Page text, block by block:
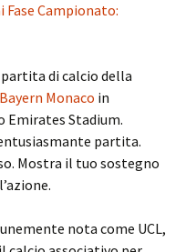
Fase Campionato:
di calcio della
Monaco in
Emirates Stadium.
partita.
Mostra il tuo sostegno
nota come UCL,